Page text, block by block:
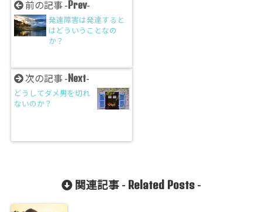
前の記事 - Prev-
発達障害は発達すると
はどういうことなの
か？
次の記事 - Next-
どうしてダメ男を切れ
ないのか？
関連記事 - Related Posts-